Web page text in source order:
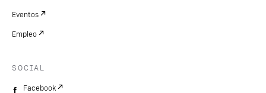
Eventos
Empleo
SOCIAL
Facebook